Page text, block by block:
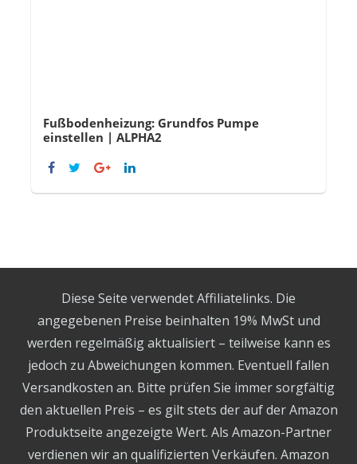
Fußbodenheizung: Grundfos Pumpe
einstellen | ALPHA2
Diese Seite verwendet Affiliatelinks. Die
angegebenen Preise beinhalten 19% MwSt und
werden regelmäßig aktualisiert – teilweise kann es
jedoch zu Abweichungen kommen. Eventuell fallen
Versandkosten an. Bitte prüfen Sie immer sorgfältig
den aktuellen Preis – es gilt stets der auf der Amazon
Produktseite angezeigte Wert. Als Amazon-Partner
verdienen wir an qualifizierten Verkäufen. Amazon